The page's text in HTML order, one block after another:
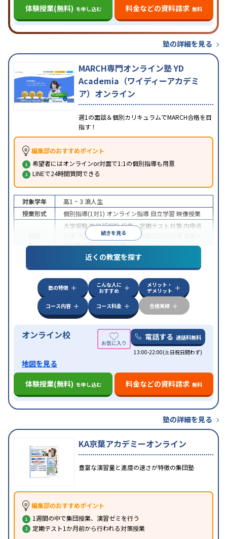
体験授業(無料) を申し込む 料金などの資料請求 無料
塾の詳細を見る
MARCH専門オンライン塾 YD
Academia（ワイディーアカデミ
ア）オンライン
週1の面談＆個別カリキュラムでMARCH合格を目
指す！
編集部のおすすめポイント
希望者にはオンラインor対面で1:1の個別指導も用意
LINEで24時間質問できる
続きを見る
対象学年 高1 ~ 3 浪人生
授業形式
個別指導(1対1) オンライン指導 自立学習 映像授業
大学受験医学部受験授業・定期テスト対策 内申点
学習習慣の定着 総合型選抜(旧AO)対策
試対策学校別特化対策
特徴
中高一貫校生に対応授業の振替可能
学習にPC・タブレットを利用オンライン対応1
科目から受講可能
近くの教室を探す
塾の特徴
こんな人に
おすすめ
メリット・
デメリット
コース内容
コース料金 合格実績
オンライン校 電話する 通話料無料
13:00-22:00(土日祝日問わず)
地図を見る
体験授業(無料) を申し込む 料金などの資料請求 無料
塾の詳細を見る
KA京葉アカデミーオンライン
豊富な演習量と進度の速さが特徴の集団塾
編集部のおすすめポイント
1週間の中で集団授業、演習ゼミを行う
定期テスト1か月前から行われる対策授業